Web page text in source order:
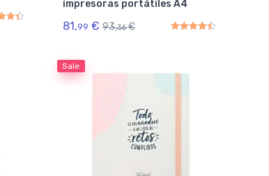
impresoras portátiles A4
81,99 € 93,36 €
Sale